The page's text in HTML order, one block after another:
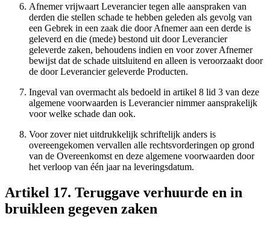
Afnemer vrijwaart Leverancier tegen alle aanspraken van
derden die stellen schade te hebben geleden als gevolg van
een Gebrek in een zaak die door Afnemer aan een derde is
geleverd en die (mede) bestond uit door Leverancier
geleverde zaken, behoudens indien en voor zover Afnemer
bewijst dat de schade uitsluitend en alleen is veroorzaakt door
de door Leverancier geleverde Producten.
Ingeval van overmacht als bedoeld in artikel 8 lid 3 van deze
algemene voorwaarden is Leverancier nimmer aansprakelijk
voor welke schade dan ook.
Voor zover niet uitdrukkelijk schriftelijk anders is
overeengekomen vervallen alle rechtsvorderingen op grond
van de Overeenkomst en deze algemene voorwaarden door
het verloop van één jaar na leveringsdatum.
Artikel 17. Teruggave verhuurde en in
bruikleen gegeven zaken